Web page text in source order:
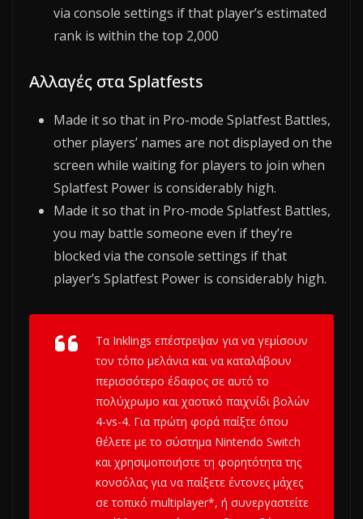
via console settings if that player’s estimated
rank is within the top 2,000
Αλλαγές στα Splatfests
Made it so that in Pro-mode Splatfest Battles,
other players’ names are not displayed on the
screen while waiting for players to join when
Splatfest Power is considerably high.
Made it so that in Pro-mode Splatfest Battles,
you may battle someone even if they’re
blocked via the console settings if that
player’s Splatfest Power is considerably high.
Τα Inklings επέστρεψαν για να γεμίσουν
τον τόπο μελάνια και να καταλάβουν
περισσότερο έδαφος σε αυτό το
πολύχρωμο και χαοτικό παιχνίδι βολών
4-vs-4. Για πρώτη φορά παίξτε όπου
θέλετε με το σύστημα Nintendo Switch
και χρησιμοποιήστε τη φορητότητα της
κονσόλας για να παίξετε έντονες μάχες
σε τοπικό multiplayer*, ή συνεργαστείτε